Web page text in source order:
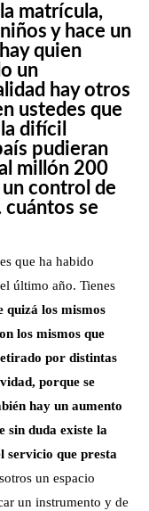
matrícula,
y hace un
quien
un
hay otros
ustedes que
difícil
pudieran
millón 200
un control de
cuántos se
que ha habido
último año. Tienes
quizá los mismos
los mismos que
por distintas
porque se
hay un aumento
sin duda existe la
servicio que presta
un espacio
un instrumento y de